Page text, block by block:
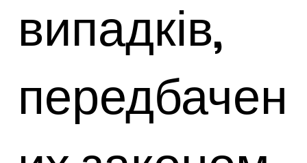
випадків,
передбачен